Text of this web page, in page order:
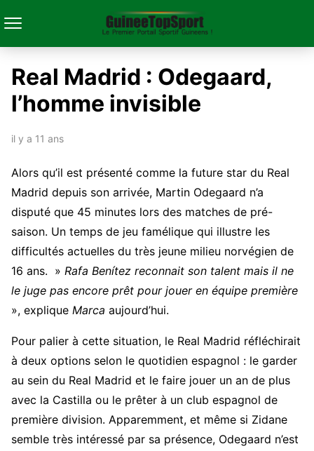
Real Madrid : Odegaard,
l’homme invisible
il y a 11 ans
Alors qu’il est présenté comme la future star du Real
Madrid depuis son arrivée, Martin Odegaard n’a
disputé que 45 minutes lors des matches de pré-
saison. Un temps de jeu famélique qui illustre les
difficultés actuelles du très jeune milieu norvégien de
16 ans. » Rafa Benítez reconnait son talent mais il ne
le juge pas encore prêt pour jouer en équipe première
», explique Marca aujourd’hui.
Pour palier à cette situation, le Real Madrid réfléchirait
à deux options selon le quotidien espagnol : le garder
au sein du Real Madrid et le faire jouer un an de plus
avec la Castilla ou le prêter à un club espagnol de
première division. Apparemment, et même si Zidane
semble très intéressé par sa présence, Odegaard n’est